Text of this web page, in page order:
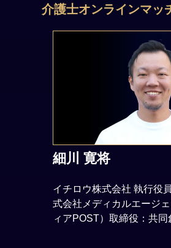
介護士オンラインマッ
細川 寛将
イチロウ株式会社 執行役
式会社メディカルエージ
ィアPOST）取締役：共